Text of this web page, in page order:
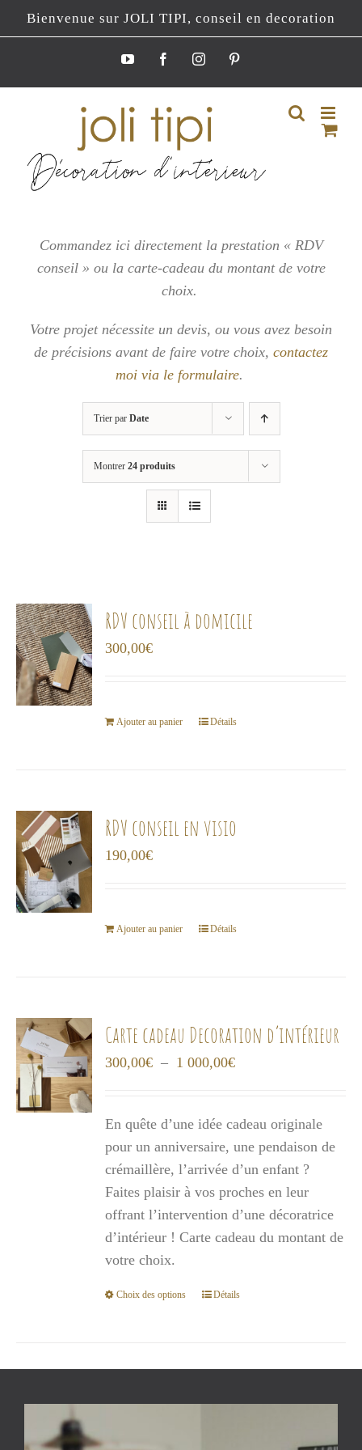
Passer
au
Bienvenue sur JOLI TIPI, conseil en decoration
YouTubeFacebookInstagramPinterest
Commandez ici directement la prestation « RDV
conseil » ou la carte-cadeau du montant de votre
choix.
Votre projet nécessite un devis, ou vous avez besoin
de précisions avant de faire votre choix, contactez
moi via le formulaire.
Trier par Date
Montrer 24 produits
RDV conseil à domicile
300,00€
Ajouter au panier Détails
RDV conseil en visio
190,00€
Ajouter au panier Détails
Carte cadeau Decoration d’intérieur
300,00€ – 1 000,00€Plage
300,00€
à
1
000,00€
En quête d’une idée cadeau originale
pour un anniversaire, une pendaison de
crémaillère, l’arrivée d’un enfant ?
Faites plaisir à vos proches en leur
offrant l’intervention d’une décoratrice
d’intérieur ! Carte cadeau du montant de
votre choix.
Choix des options
Ce
plusieurs
Détails